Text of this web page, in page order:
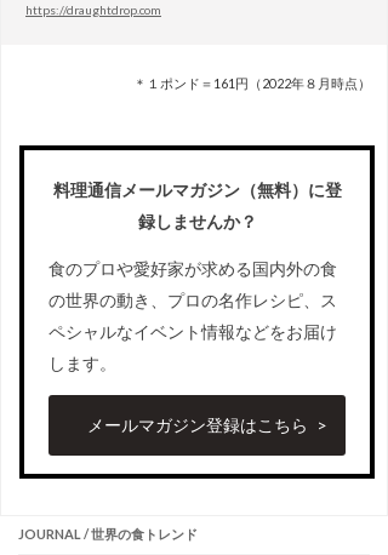
https://draughtdrop.com
＊１ポンド＝161円（2022年８月時点）
料理通信メールマガジン（無料）に登
録しませんか？
食のプロや愛好家が求める国内外の食
の世界の動き、プロの名作レシピ、ス
ペシャルなイベント情報などをお届け
します。
メールマガジン登録はこちら
JOURNAL / 世界の食トレンド